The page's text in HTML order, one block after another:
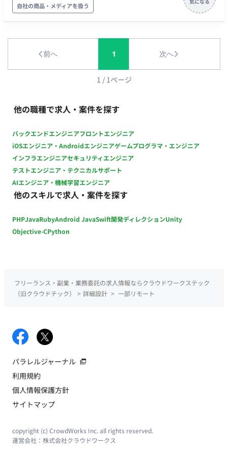
築：機器設定、Config作成、事前試験、現地構築(弊社のパート
自社の商品・メディアを扱う
前へ 1 次へ
1 / 1ページ
他の職種で求人・案件を探す
バックエンドエンジニアフロントエンジニア
iOSエンジニア・Androidエンジニアゲームプログラマ・エンジニア
インフラエンジニアセキュリティエンジニア
テストエンジニア・テクニカルサポート
AIエンジニア・機械学習エンジニア
他のスキルで求人・案件を探す
PHPJavaRubyAndroid JavaSwift開発ディレクションUnity
Objective-CPython
フリーランス・副業・業務委託の求人情報ならクラウドワークステック
（旧クラウドテック）
> 詳細設計 > 一部リモート
パラレルジャーナル
利用規約
個人情報保護方針
サイトマップ
copyright (c) CrowdWorks Inc. all rights reserved.
運営会社： 株式会社クラウドワークス